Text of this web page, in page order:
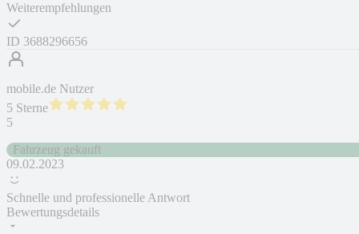
Weiterempfehlungen
ID 3688296656
mobile.de Nutzer
5 Sterne
5
Fahrzeug gekauft
09.02.2023
Schnelle und professionelle Antwort
Bewertungsdetails